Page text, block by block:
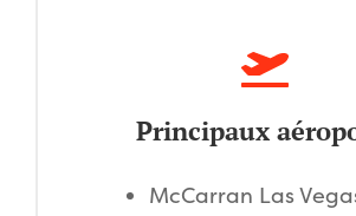
Principaux
McCarran Las